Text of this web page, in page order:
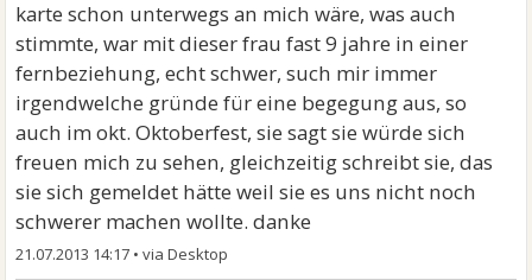
karte schon unterwegs an mich wäre, was auch
stimmte, war mit dieser frau fast 9 jahre in einer
fernbeziehung, echt schwer, such mir immer
irgendwelche gründe für eine begegung aus, so
auch im okt. Oktoberfest, sie sagt sie würde sich
freuen mich zu sehen, gleichzeitig schreibt sie, das
sie sich gemeldet hätte weil sie es uns nicht noch
schwerer machen wollte. danke
21.07.2013 14:17 •